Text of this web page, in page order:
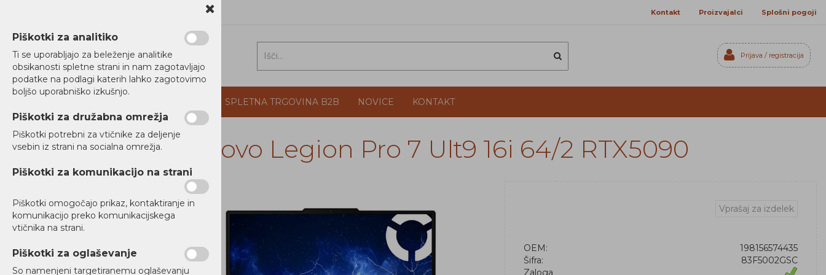
Kontakt Proizvajalci Splošni pogoji
Registriraj se
Prijava / registracija
SPLETNA TRGOVINA B2B NOVICE KONTAKT
RAČUNALNIKI
Prenosniki
Gaming
Za vsakdanjo rabo / Multimedijski
Prenosniki
Namizni Računalniki
Lenovo Legion Pro 7 Ult9 16i 64/2 RTX5090
Vprašaj za izdelek
OEM:
198156574435
Šifra:
83F5002GSC
Zaloga
Piškotki za analitiko
Ti se uporabljajo za beleženje analitike
obsikanosti spletne strani in nam zagotavljajo
podatke na podlagi katerih lahko zagotovimo
boljšo uporabniško izkušnjo.
Piškotki za družabna omrežja
Piškotki potrebni za vtičnike za deljenje
vsebin iz strani na socialna omrežja.
Piškotki za komunikacijo na strani
Piškotki omogočajo prikaz, kontaktiranje in
komunikacijo preko komunikacijskega
vtičnika na strani.
Piškotki za oglaševanje
So namenjeni targetiranemu oglaševanju